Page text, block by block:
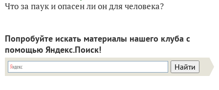
Что за паук и опасен ли он для человека?
Попробуйте искать материалы нашего клуба с
помощью Яндекс.Поиск!